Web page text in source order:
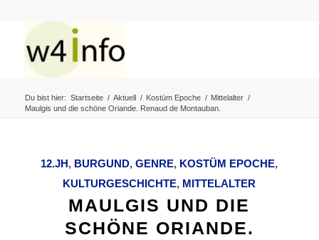
Du bist hier: Startseite / Aktuell / Kostüm Epoche / Mittelalter /
Maulgis und die schöne Oriande. Renaud de Montauban.
12.JH, BURGUND,GENRE, KOSTÜM EPOCHE,
KULTURGESCHICHTE, MITTELALTER
MAULGIS UND DIE
SCHÖNE ORIANDE.